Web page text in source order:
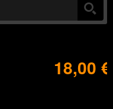
18,00 €